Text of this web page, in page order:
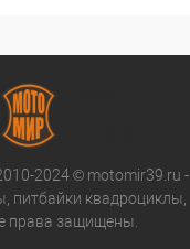
2024 © motomir39.ru -
питбайки квадроциклы,
права защищены.